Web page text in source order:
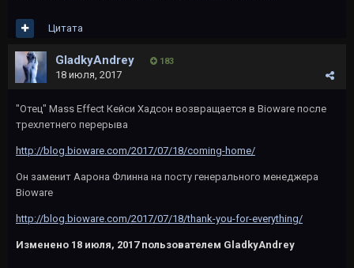
Цитата
GladkyAndrey 183
18 июля, 2017
"Отец" Mass Effect Кейси Хадсон возвращается в Bioware после
трехлетнего перерыва
http://blog.bioware.com/2017/07/18/coming-home/
Он заменит Аарона Флинна на посту генерального менеджера
Bioware
http://blog.bioware.com/2017/07/18/thank-you-for-everything/
Изменено 18 июля, 2017пользователем GladkyAndrey